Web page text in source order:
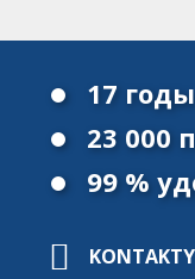
17
23 000
99 %
KONTAKTY